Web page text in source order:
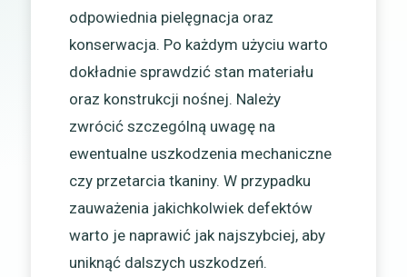
odpowiednia pielęgnacja oraz
konserwacja. Po każdym użyciu warto
dokładnie sprawdzić stan materiału
oraz konstrukcji nośnej. Należy
zwrócić szczególną uwagę na
ewentualne uszkodzenia mechaniczne
czy przetarcia tkaniny. W przypadku
zauważenia jakichkolwiek defektów
warto je naprawić jak najszybciej, aby
uniknąć dalszych uszkodzeń.